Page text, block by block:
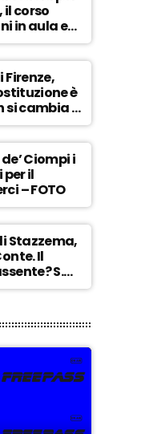
corso
in aula e
Firenze,
è
si cambia a
Ciompi i
il
– FOTO
Stazzema,
Il
S.
–